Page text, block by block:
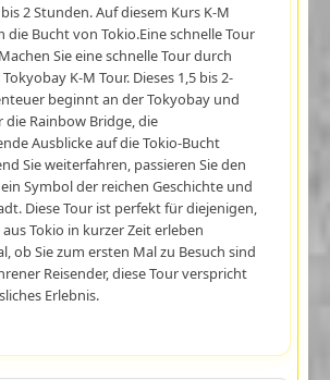
2 Stunden. Auf diesem Kurs K-M
die Bucht von Tokio.Eine schnelle Tour
Sie eine schnelle Tour durch
K-M Tour. Dieses 1,5 bis 2-
beginnt an der Tokyobay und
die Rainbow Bridge, die
Ausblicke auf die Tokio-Bucht
Sie weiterfahren, passieren Sie den
Symbol der reichen Geschichte und
Diese Tour ist perfekt für diejenigen,
Tokio in kurzer Zeit erleben
ob Sie zum ersten Mal zu Besuch sind
Reisender, diese Tour verspricht
Erlebnis.